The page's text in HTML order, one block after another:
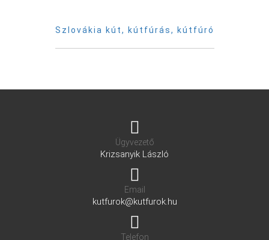
Szlovákia kút, kútfúrás, kútfúró
Ügyvezető
Krizsanyik László
Email
kutfurok@kutfurok.hu
Telefon